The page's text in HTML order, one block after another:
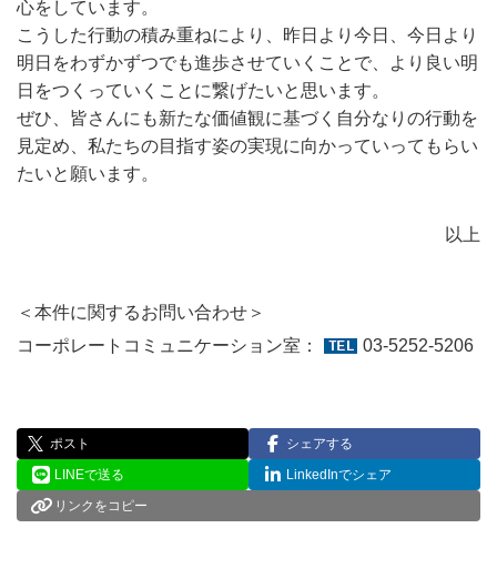
心をしています。
こうした行動の積み重ねにより、昨日より今日、今日より
明日をわずかずつでも進歩させていくことで、より良い明
日をつくっていくことに繋げたいと思います。
ぜひ、皆さんにも新たな価値観に基づく自分なりの行動を
見定め、私たちの目指す姿の実現に向かっていってもらい
たいと願います。
以上
＜本件に関するお問い合わせ＞
コーポレートコミュニケーション室：
03-5252-5206
ポスト
シェアする
LINEで送る
LinkedInでシェア
リンクをコピー